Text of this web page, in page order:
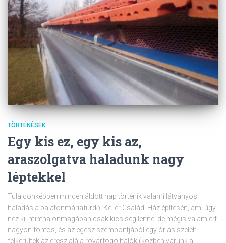
TÖRTÉNÉSEK
Egy kis ez, egy kis az,
araszolgatva haladunk nagy
léptekkel
Tulajdonképpen minden áldott nap történik valami látványos
haladás a balatonmáriafürdői Keller Családi Ház építésén, ami úgy
néz ki, mintha önmagában csak kicsiség lenne, de mégis valamiért
nagyon fontos, és az egész szempontjából egy óriás szelet:
felkerültek az eresz alá a rovarfogó hálók (közben várunk a